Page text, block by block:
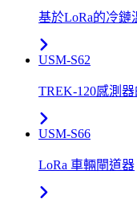
基於LoRa的冷鏈
USM-S62
TREK-120感測
USM-S66
LoRa 車輛閘道器